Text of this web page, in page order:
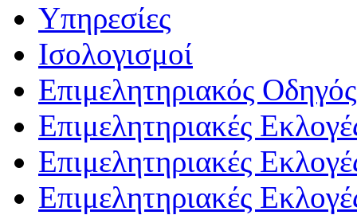
Υπηρεσίες
Ισολογισμοί
Επιμελητηριακός Οδηγός
Επιμελητηριακές
Επιμελητηριακές
Επιμελητηριακές